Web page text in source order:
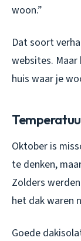
woon.”
Dat soort
websites.
huis waar je
Oktober is
te denken,
Zolders
het dak waren
Goede